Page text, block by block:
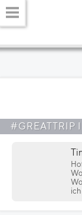
#GREATTRIP
ich